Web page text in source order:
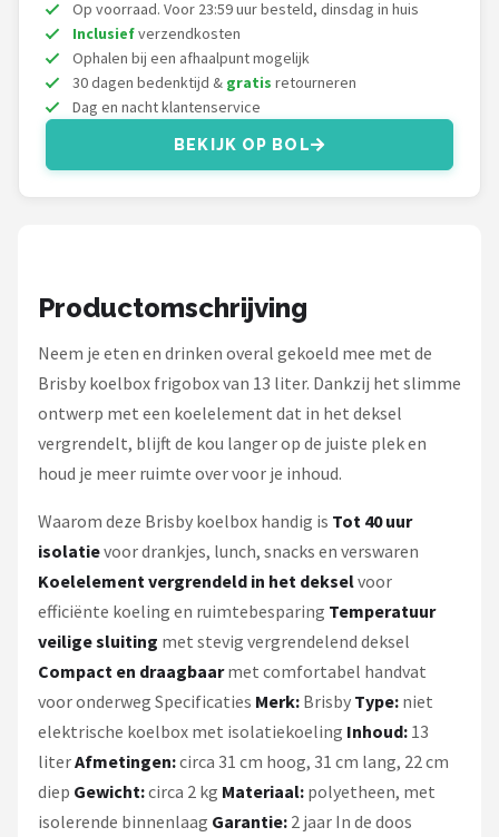
Op voorraad. Voor 23:59 uur besteld, dinsdag in huis
Inclusiefverzendkosten
Ophalen bij een afhaalpunt mogelijk
30 dagen bedenktijd & gratis retourneren
Dag en nacht klantenservice
BEKIJK OP BOL
Productomschrijving
Neem je eten en drinken overal gekoeld mee met de
Brisby koelbox frigobox van 13 liter. Dankzij het slimme
ontwerp met een koelelement dat in het deksel
vergrendelt, blijft de kou langer op de juiste plek en
houd je meer ruimte over voor je inhoud.
Waarom deze Brisby koelbox handig is Tot 40 uur
isolatievoor drankjes, lunch, snacks en verswaren
Koelelement vergrendeld in het dekselvoor
efficiënte koeling en ruimtebesparing Temperatuur
veilige sluiting met stevig vergrendelend deksel
Compact en draagbaarmet comfortabel handvat
voor onderweg Specificaties Merk: Brisby Type: niet
elektrische koelbox met isolatiekoeling Inhoud: 13
literAfmetingen:circa 31 cm hoog, 31 cm lang, 22 cm
diep Gewicht:circa 2 kg Materiaal: polyetheen, met
isolerende binnenlaag Garantie: 2 jaar In de doos